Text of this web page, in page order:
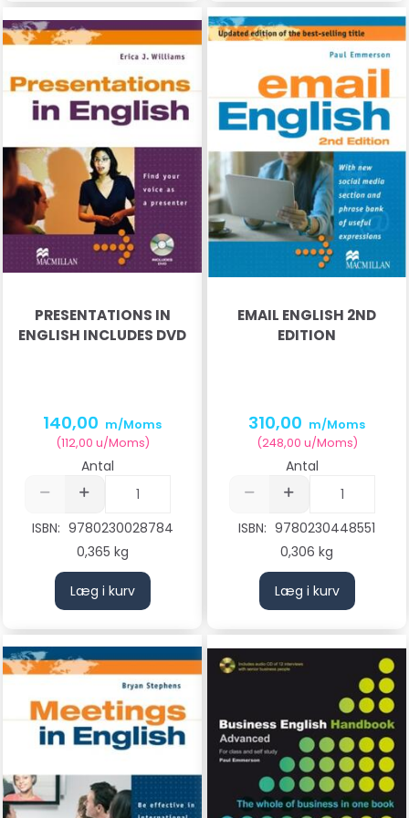
PRESENTATIONS IN
ENGLISH INCLUDES DVD
140,00 m/Moms
(112,00 u/Moms)
Antal
ISBN: 9780230028784
0,365 kg
Læg i kurv
EMAIL ENGLISH 2ND
EDITION
310,00 m/Moms
(248,00 u/Moms)
Antal
ISBN: 9780230448551
0,306 kg
Læg i kurv